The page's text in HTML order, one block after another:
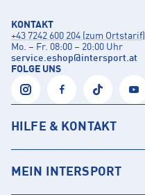
KONTAKT
+43 7242 600 204 (zum Ortstarif)
Mo. – Fr. 08:00 – 20:00 Uhr
service.eshop@intersport.at
FOLGE UNS
HILFE & KONTAKT
MEIN INTERSPORT